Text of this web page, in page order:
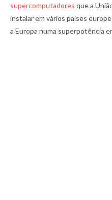
supercomputadores que a
instalar em vários países
a Europa numa superpotência